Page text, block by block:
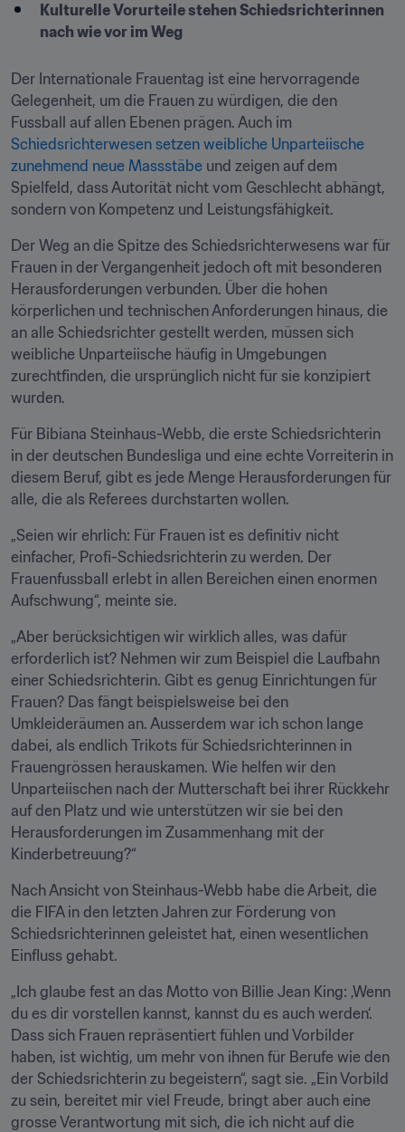
Kulturelle Vorurteile stehen Schiedsrichterinnen
nach wie vor im Weg
Der Internationale Frauentag ist eine hervorragende
Gelegenheit, um die Frauen zu würdigen, die den
Schiedsrichterwesen setzen weibliche Unparteiische
zunehmend neue Massstäbe und zeigen auf dem
Spielfeld, dass Autorität nicht vom Geschlecht abhängt,
sondern von Kompetenz und Leistungsfähigkeit.
Der Weg an die Spitze des Schiedsrichterwesens war für
Frauen in der Vergangenheit jedoch oft mit besonderen
Herausforderungen verbunden. Über die hohen
körperlichen und technischen Anforderungen hinaus, die
an alle Schiedsrichter gestellt werden, müssen sich
weibliche Unparteiische häufig in Umgebungen
zurechtfinden, die ursprünglich nicht für sie konzipiert
wurden.
Für Bibiana Steinhaus-Webb, die erste Schiedsrichterin
in der deutschen Bundesliga und eine echte Vorreiterin in
diesem Beruf, gibt es jede Menge Herausforderungen für
alle, die als Referees durchstarten wollen.
„Seien wir ehrlich: Für Frauen ist es definitiv nicht
einfacher, Profi-Schiedsrichterin zu werden. Der
Frauenfussball erlebt in allen Bereichen einen enormen
Aufschwung“, meinte sie.
„Aber berücksichtigen wir wirklich alles, was dafür
erforderlich ist? Nehmen wir zum Beispiel die Laufbahn
einer Schiedsrichterin. Gibt es genug Einrichtungen für
Frauen? Das fängt beispielsweise bei den
Umkleideräumen an. Ausserdem war ich schon lange
dabei, als endlich Trikots für Schiedsrichterinnen in
Frauengrössen herauskamen. Wie helfen wir den
Unparteiischen nach der Mutterschaft bei ihrer Rückkehr
auf den Platz und wie unterstützen wir sie bei den
Herausforderungen im Zusammenhang mit der
Kinderbetreuung?“
Nach Ansicht von Steinhaus-Webb habe die Arbeit, die
die FIFA in den letzten Jahren zur Förderung von
Schiedsrichterinnen geleistet hat, einen wesentlichen
Einfluss gehabt.
„Ich glaube fest an das Motto von Billie Jean King: ‚Wenn
du es dir vorstellen kannst, kannst du es auch werden‘.
Dass sich Frauen repräsentiert fühlen und Vorbilder
haben, ist wichtig, um mehr von ihnen für Berufe wie den
der Schiedsrichterin zu begeistern“, sagt sie. „Ein Vorbild
zu sein, bereitet mir viel Freude, bringt aber auch eine
grosse Verantwortung mit sich, die ich nicht auf die